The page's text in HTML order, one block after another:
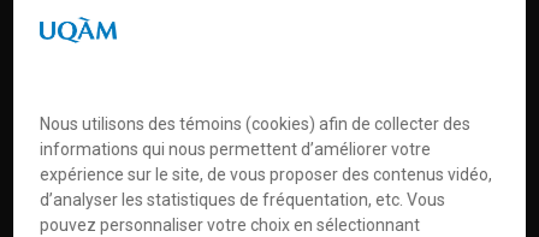
féminins est criante.
précédentes
Nous utilisons des témoins (cookies) afin de collecter des
informations qui nous permettent d’améliorer votre
expérience sur le site, de vous proposer des contenus vidéo,
d’analyser les statistiques de fréquentation, etc. Vous
pouvez personnaliser votre choix en sélectionnant